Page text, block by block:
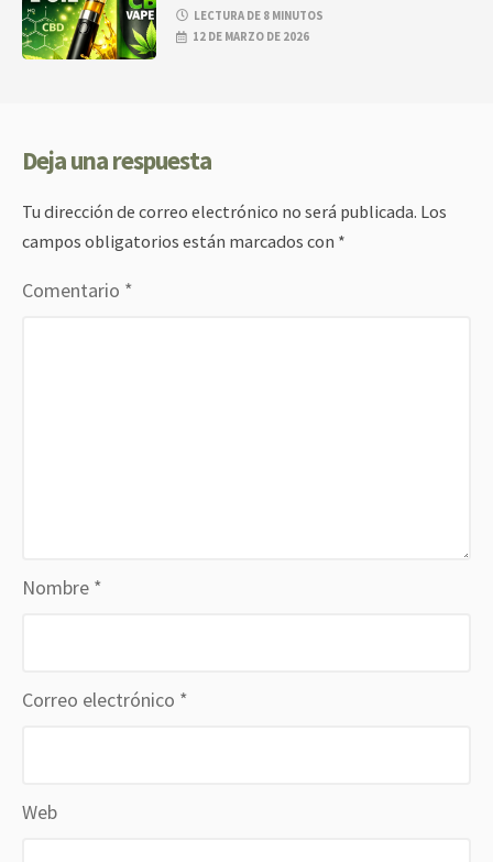
LECTURA DE 8 MINUTOS
12 DE MARZO DE 2026
Deja una respuesta
Tu dirección de correo electrónico no será publicada. Los
campos obligatorios están marcados con *
Comentario *
Nombre *
Correo electrónico *
Web